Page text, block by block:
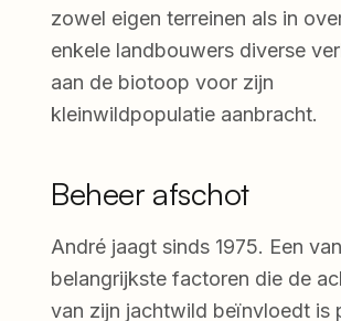
zowel eigen terreinen als in
enkele landbouwers diverse
aan de biotoop voor zijn
kleinwildpopulatie aanbracht.
Beheer afschot
André jaagt sinds 1975. Een
belangrijkste factoren die de
van zijn jachtwild beïnvloedt is